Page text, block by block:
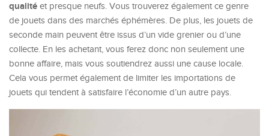
qualité et presque neufs. Vous trouverez également ce genre
de jouets dans des marchés éphémères. De plus, les jouets de
seconde main peuvent être issus d’un vide grenier ou d’une
collecte. En les achetant, vous ferez donc non seulement une
bonne affaire, mais vous soutiendrez aussi une cause locale.
Cela vous permet également de limiter les importations de
jouets qui tendent à satisfaire l’économie d’un autre pays.